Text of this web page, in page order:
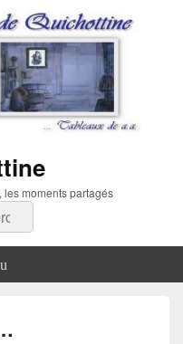
moments partagés